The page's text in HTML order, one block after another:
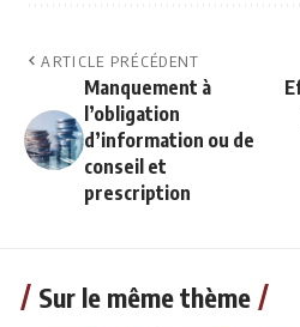
ARTICLE PRÉCÉDENT
Manquement à
l’obligation
d’information ou de
conseil et
prescription
Sur le même thème